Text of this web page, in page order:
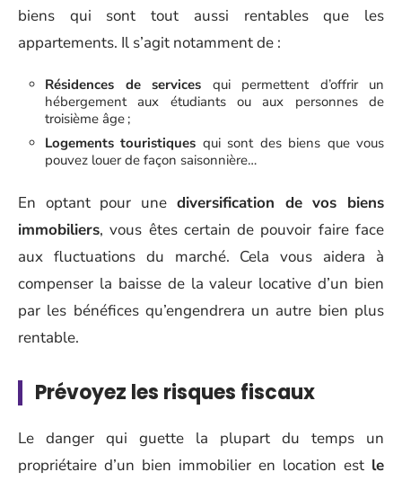
biens qui sont tout aussi rentables que les
appartements. Il s’agit notamment de :
Résidences de services qui permettent d’offrir un
hébergement aux étudiants ou aux personnes de
troisième âge ;
Logements touristiques qui sont des biens que vous
pouvez louer de façon saisonnière…
En optant pour une diversification de vos biens
immobiliers, vous êtes certain de pouvoir faire face
aux fluctuations du marché. Cela vous aidera à
compenser la baisse de la valeur locative d’un bien
par les bénéfices qu’engendrera un autre bien plus
rentable.
Prévoyez les risques fiscaux
Le danger qui guette la plupart du temps un
propriétaire d’un bien immobilier en location est le